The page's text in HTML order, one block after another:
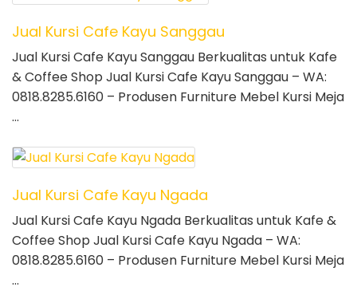
Jual Kursi Cafe Kayu Sanggau
Jual Kursi Cafe Kayu Sanggau Berkualitas untuk Kafe
& Coffee Shop Jual Kursi Cafe Kayu Sanggau – WA:
0818.8285.6160 – Produsen Furniture Mebel Kursi Meja
…
Jual Kursi Cafe Kayu Ngada
Jual Kursi Cafe Kayu Ngada Berkualitas untuk Kafe &
Coffee Shop Jual Kursi Cafe Kayu Ngada – WA:
0818.8285.6160 – Produsen Furniture Mebel Kursi Meja
…